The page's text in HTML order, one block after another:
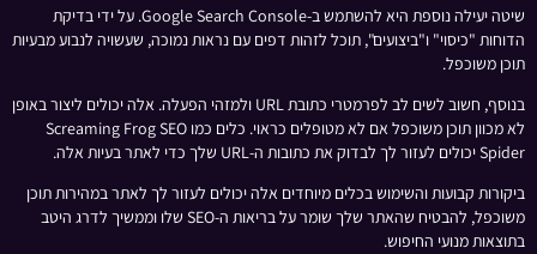
שיטה יעילה נוספת היא להשתמש ב-Google Search Console. על ידי בדיקת
הדוחות "כיסוי" ו"ביצועים", תוכל לזהות דפים עם נראות נמוכה, שעשויה לנבוע מבעיות
תוכן משוכפל.
בנוסף, חשוב לשים לב לפרמטרי כתובת URL ולמזהי הפעלה. אלה יכולים ליצור באופן
לא מכוון תוכן משוכפל אם לא מטופלים כראוי. כלים כמו Screaming Frog SEO
Spider יכולים לעזור לך לבדוק את כתובות ה-URL שלך כדי לאתר בעיות אלה.
ביקורות קבועות והשימוש בכלים מיוחדים אלה יכולים לעזור לך לאתר במהירות תוכן
משוכפל, להבטיח שהאתר שלך שומר על בריאות ה-SEO שלו וממשיך לדרג היטב
בתוצאות מנועי החיפוש.